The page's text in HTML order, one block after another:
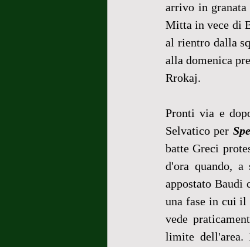
arrivo in
Mitta in vece di
al rientro dalla
alla domenica
Rrokaj.
Pronti via e
Selvatico per
batte Greci
d'ora quando,
appostato Baudi
una fase in cui il
vede
limite dell'area.